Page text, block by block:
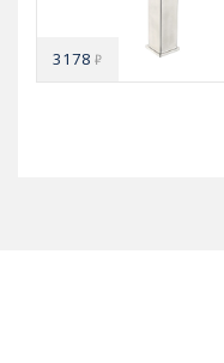
3178₽